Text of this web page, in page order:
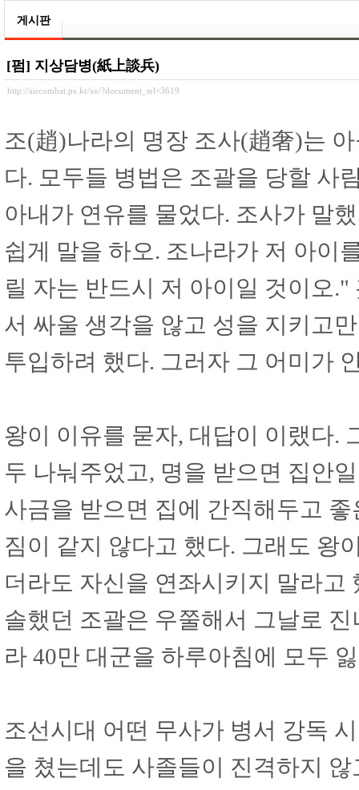
게시판
[펌] 지상담병(紙上談兵)
http://aircombat.pe.kr/xe/?document_srl=3619
조(趙)나라의 명장 조사(趙奢)는
다. 모두들 병법은 조괄을 당할 사
아내가 연유를 물었다. 조사가 말
쉽게 말을 하오. 조나라가 저 아이
릴 자는 반드시 저 아이일 것이오
서 싸울 생각을 않고 성을 지키고
투입하려 했다. 그러자 그 어미가
왕이 이유를 묻자, 대답이 이랬다.
두 나눠주었고, 명을 받으면 집안
사금을 받으면 집에 간직해두고
짐이 같지 않다고 했다. 그래도 왕
더라도 자신을 연좌시키지 말라고
솔했던 조괄은 우쭐해서 그날로
라 40만 대군을 하루아침에 모두
조선시대 어떤 무사가 병서 강독
을 쳤는데도 사졸들이 진격하지